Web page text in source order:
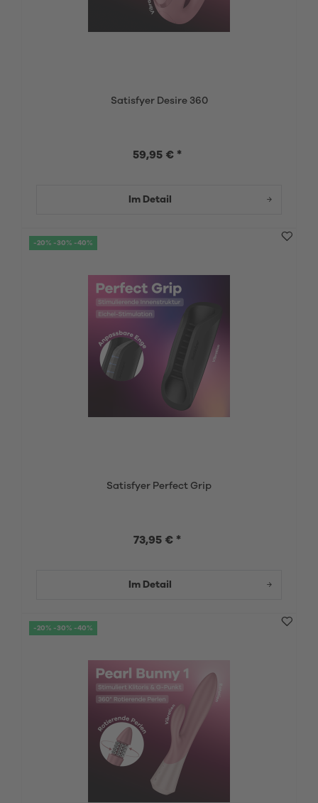
Satisfyer Desire 360
59,95 € *
Im Detail
-20% -30% -40%
Satisfyer Perfect Grip
73,95 € *
Im Detail
-20% -30% -40%